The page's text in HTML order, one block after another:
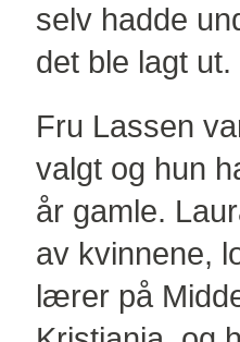
selv hadde
det ble lagt ut.
Fru Lassen
valgt og hun
år gamle.
av kvinnene,
lærer på